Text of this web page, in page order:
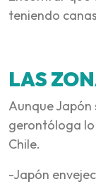
teniendo
LAS
Aunque Japón
gerontóloga lo
Chile.
-Japón